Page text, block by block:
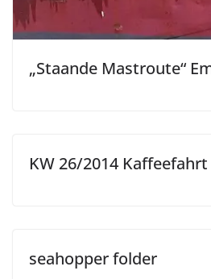
„Staande Mastroute“
KW 26/2014
seahopper folder